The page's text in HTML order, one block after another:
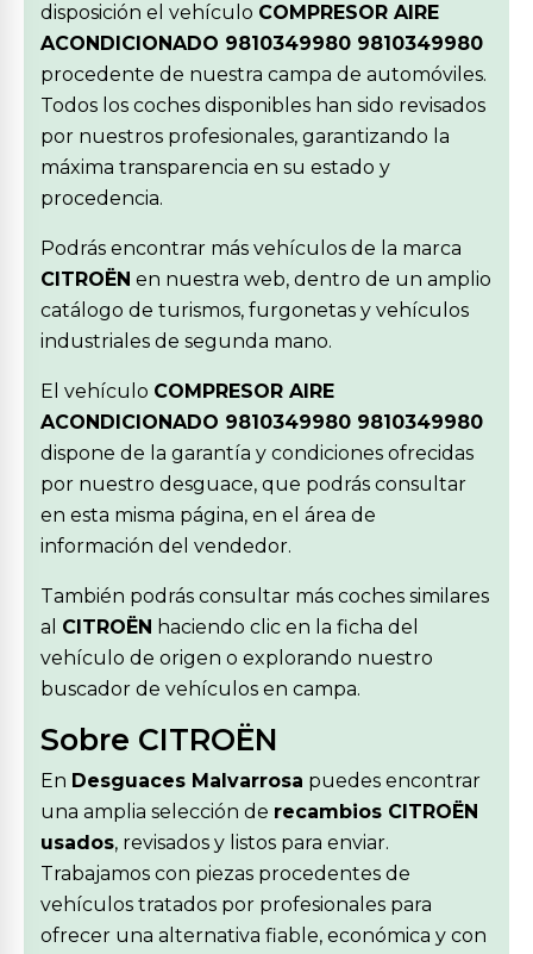
disposición el vehículo COMPRESOR AIRE
ACONDICIONADO 9810349980 9810349980
procedente de nuestra campa de automóviles.
Todos los coches disponibles han sido revisados
por nuestros profesionales, garantizando la
máxima transparencia en su estado y
procedencia.
Podrás encontrar más vehículos de la marca
CITROËN en nuestra web, dentro de un amplio
catálogo de turismos, furgonetas y vehículos
industriales de segunda mano.
El vehículo COMPRESOR AIRE
ACONDICIONADO 9810349980 9810349980
dispone de la garantía y condiciones ofrecidas
por nuestro desguace, que podrás consultar
en esta misma página, en el área de
información del vendedor.
También podrás consultar más coches similares
al CITROËN haciendo clic en la ficha del
vehículo de origen o explorando nuestro
buscador de vehículos en campa.
Sobre CITROËN
En Desguaces Malvarrosa puedes encontrar
una amplia selección de recambios CITROËN
usados, revisados y listos para enviar.
Trabajamos con piezas procedentes de
vehículos tratados por profesionales para
ofrecer una alternativa fiable, económica y con